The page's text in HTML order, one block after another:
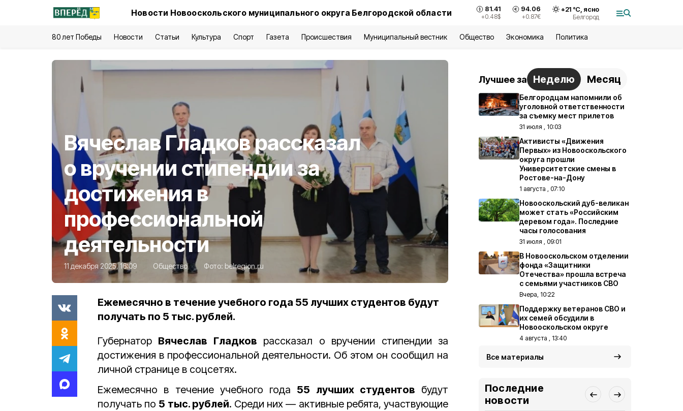
Новости Новооскольского муниципального округа Белгородской области 81.41
+0.48$
94.06
+0.87€
+21°С, ясно
Белгород
80 лет Победы Новости Статьи Культура Спорт Газета Происшествия Муниципальный вестник Общество Экономика Политика
Вячеслав Гладков рассказал
о вручении стипендии за
достижения в
профессиональной
деятельности
11 декабря 2025, 16:09 Общество Фото: belregion.ru
Ежемесячно в течение учебного года 55 лучших студентов будут
получать по 5 тыс. рублей.
Губернатор Вячеслав Гладков рассказал о вручении стипендии за
достижения в профессиональной деятельности. Об этом он сообщил на
личной странице в соцсетях.
Ежемесячно в течение учебного года 55 лучших студентов будут
получать по 5 тыс. рублей. Среди них— активные ребята, участвующие
Лучшее за Неделю Месяц
Белгородцам напомнили об
уголовной ответственности
за съемку мест прилетов
31 июля , 10:03
Активисты «Движения
Первых» из Новооскольского
округа прошли
Университетские смены в
Ростове-на-Дону
1 августа , 07:10
Новооскольский дуб-великан
может стать «Российским
деревом года». Последние
часы голосования
31 июля , 09:01
В Новооскольском отделении
фонда «Защитники
Отечества» прошла встреча
с семьями участников СВО
Вчера, 10:22
Поддержку ветеранов СВО и
их семей обсудили в
Новооскольском округе
4 августа , 13:40
Все материалы
Последние
новости